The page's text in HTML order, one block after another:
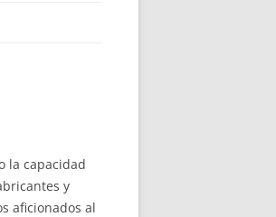
la capacidad
y
aficionados al